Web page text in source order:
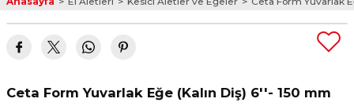
Ceta Form Yuvarlak Eğe (Kalın Diş) 6''- 150 mm